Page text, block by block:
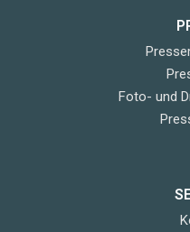
Foto- und